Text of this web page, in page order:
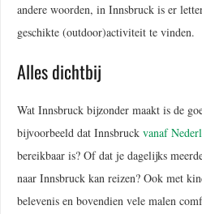
andere woorden, in Innsbruck is er
geschikte (outdoor)activiteit te vinden.
Alles dichtbij
Wat Innsbruck bijzonder maakt is de
bijvoorbeeld dat Innsbruck vanaf
bereikbaar is? Of dat je dagelijks
naar Innsbruck kan reizen? Ook met
belevenis en bovendien vele malen